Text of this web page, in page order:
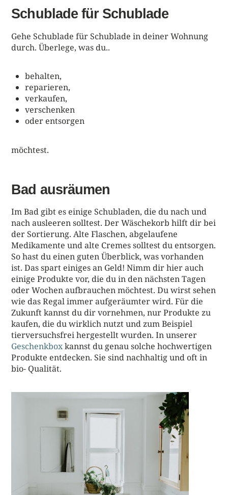
Schublade für Schublade
Gehe Schublade für Schublade in deiner Wohnung
durch. Überlege, was du..
behalten,
reparieren,
verkaufen,
verschenken
oder entsorgen
möchtest.
Bad ausräumen
Im Bad gibt es einige Schubladen, die du nach und
nach ausleeren solltest. Der Wäschekorb hilft dir bei
der Sortierung. Alte Flaschen, abgelaufene
Medikamente und alte Cremes solltest du entsorgen.
So hast du einen guten Überblick, was vorhanden
ist. Das spart einiges an Geld! Nimm dir hier auch
einige Produkte vor, die du in den nächsten Tagen
oder Wochen aufbrauchen möchtest. Du wirst sehen
wie das Regal immer aufgeräumter wird. Für die
Zukunft kannst du dir vornehmen, nur Produkte zu
kaufen, die du wirklich nutzt und zum Beispiel
tierversuchsfrei hergestellt wurden. In unserer
Geschenkboxkannst du genau solche hochwertigen
Produkte entdecken. Sie sind nachhaltig und oft in
bio- Qualität.